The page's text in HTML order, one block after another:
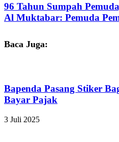
96 Tahun Sumpah
Al Muktabar: Pemuda
Baca Juga:
Bapenda Pasang Stiker
Bayar Pajak
3 Juli 2025